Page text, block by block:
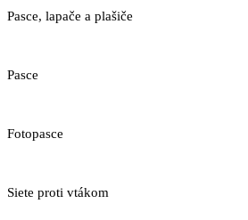
Pasce, lapače a plašiče
Pasce
Fotopasce
Siete proti vtákom